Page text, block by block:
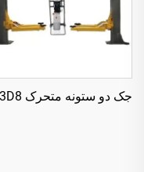
جک دو ستونه متحرک TP-3D8